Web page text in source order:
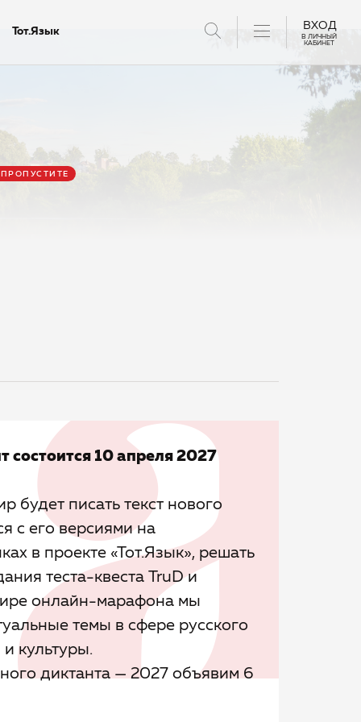
Тот.Язык ВХОД
В ЛИЧНЫЙ
КАБИНЕТ
состоится 10 апреля 2027
будет писать текст нового
с его версиями на
в проекте «Тот.Язык», решать
теста-квеста TruD и
онлайн-марафона мы
темы в сфере русского
культуры.
диктанта — 2027 объявим 6